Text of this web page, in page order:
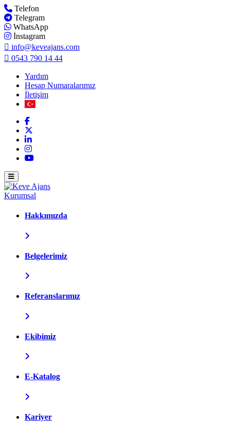
Telefon
Telegram
WhatsApp
İnstagram
info@keveajans.com
0543 790 14 44
Yardım
Hesap Numaralarımız
İletişim
Kurumsal
Hakkımızda
Belgelerimiz
Referanslarımız
Ekibimiz
E-Katalog
Kariyer